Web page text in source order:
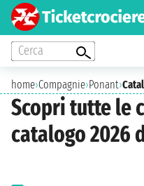
Cerca
home›Compagnie›Ponant›
Scopri tutte le
catalogo 2026